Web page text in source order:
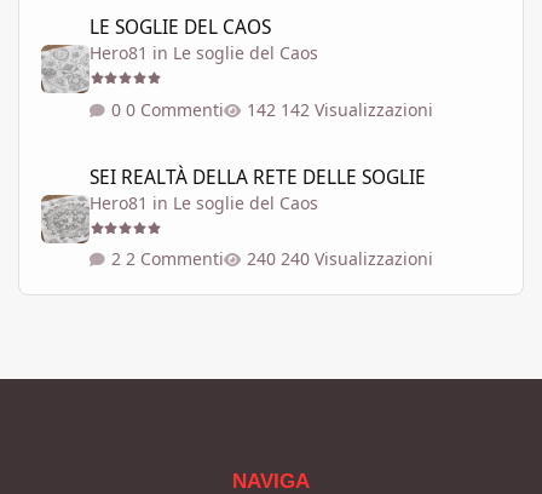
LE SOGLIE DEL CAOS
Hero81 in Le soglie del Caos
0 Commenti 142 Visualizzazioni
SEI REALTÀ DELLA RETE DELLE SOGLIE
Hero81 in Le soglie del Caos
2 Commenti 240 Visualizzazioni
NAVIGA